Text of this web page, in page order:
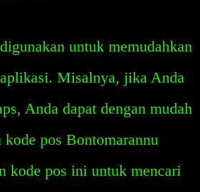
untuk memudahkan
Misalnya, jika Anda
Anda dapat dengan mudah
pos Bontomarannu
kode pos ini untuk mencari